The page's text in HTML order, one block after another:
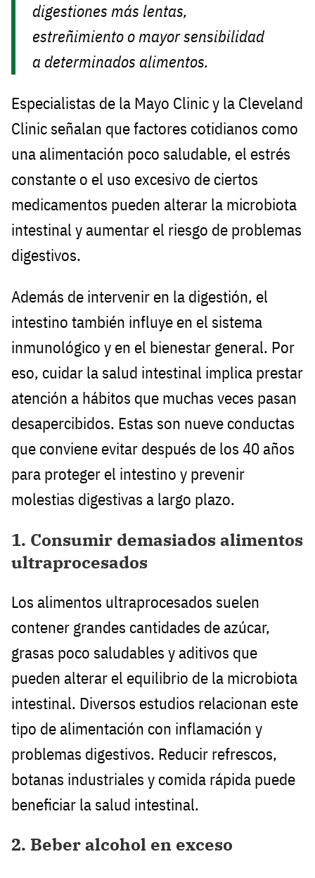
digestiones más lentas,
estreñimiento o mayor sensibilidad
a determinados alimentos.
Especialistas de la Mayo Clinic y la Cleveland
Clinic señalan que factores cotidianos como
una alimentación poco saludable, el estrés
constante o el uso excesivo de ciertos
medicamentos pueden alterar la microbiota
intestinal y aumentar el riesgo de problemas
digestivos.
Además de intervenir en la digestión, el
intestino también influye en el sistema
inmunológico y en el bienestar general. Por
eso, cuidar la salud intestinal implica prestar
atención a hábitos que muchas veces pasan
desapercibidos. Estas son nueve conductas
que conviene evitar después de los 40 años
para proteger el intestino y prevenir
molestias digestivas a largo plazo.
1. Consumir demasiados alimentos
ultraprocesados
Los alimentos ultraprocesados suelen
contener grandes cantidades de azúcar,
grasas poco saludables y aditivos que
pueden alterar el equilibrio de la microbiota
intestinal. Diversos estudios relacionan este
tipo de alimentación con inflamación y
problemas digestivos. Reducir refrescos,
botanas industriales y comida rápida puede
beneficiar la salud intestinal.
2. Beber alcohol en exceso